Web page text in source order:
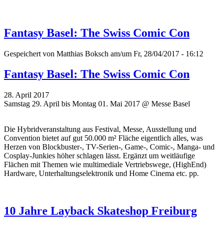
Fantasy Basel: The Swiss Comic Con
Gespeichert von Matthias Boksch am/um Fr, 28/04/2017 - 16:12
Fantasy Basel: The Swiss Comic Con
28. April 2017
Samstag 29. April bis Montag 01. Mai 2017 @ Messe Basel
Die Hybridveranstaltung aus Festival, Messe, Ausstellung und
Convention bietet auf gut 50.000 m² Fläche eigentlich alles, was
Herzen von Blockbuster-, TV-Serien-, Game-, Comic-, Manga- und
Cosplay-Junkies höher schlagen lässt. Ergänzt um weitläufige
Flächen mit Themen wie multimediale Vertriebswege, (HighEnd)
Hardware, Unterhaltungselektronik und Home Cinema etc. pp.
10 Jahre Layback Skateshop Freiburg